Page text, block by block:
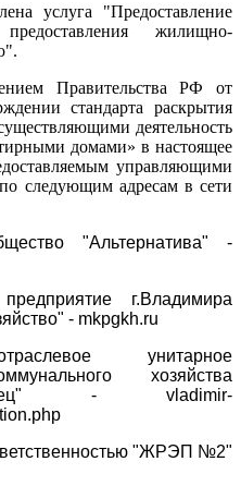
услуга "Предоставление
жилищно-
Правительства РФ от
стандарта раскрытия
деятельность
домами» в настоящее
управляющими
следующим адресам в сети
"Альтернатива" -
г.Владимира
- mkpgkh.ru
унитарное
хозяйства
- vladimir-
"ЖРЭП №2"